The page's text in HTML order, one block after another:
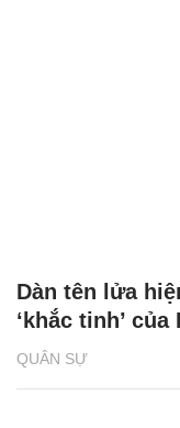
QUÂN SỰ
Dàn tên lửa
‘khắc tinh’